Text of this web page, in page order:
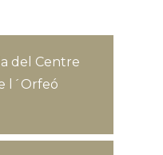
del Centre
l´Orfeó